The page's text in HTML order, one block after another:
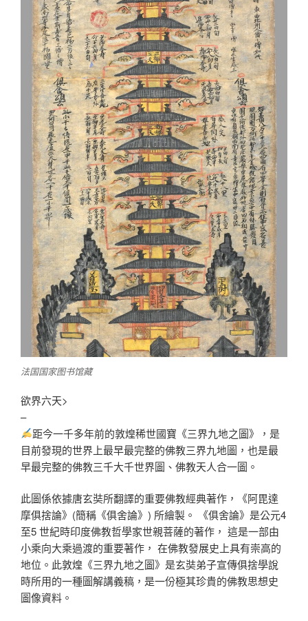
法国国家图书馆藏
欲界六天>
–
距今一千多年前的敦煌稀世國寶《三界九地之圖》，是
目前發現的世界上最早最完整的佛教三界九地圖，也是最
早最完整的佛教三千大千世界圖、佛教天人合一圖。
此圖係依據唐玄奘所翻譯的重要佛教經典著作，《阿毘達
摩俱捨論》(簡稱《俱舍論》) 所繪製。 《俱舍論》是公元4
至5 世紀時印度佛教哲學家世親菩薩的著作， 這是一部由
小乘向大乘過渡的重要著作， 在佛教發展史上具有崇高的
地位。此敦煌《三界九地之圖》是玄奘弟子宣傳俱捨學說
時所用的一種圖解講義稿，是一份極其珍貴的佛教思想史
圖像資料。